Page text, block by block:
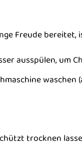
Freude bereitet,
ausspülen, um
waschen
trocknen